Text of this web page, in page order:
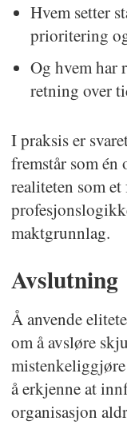
Hvem setter
prioritering
Og hvem har
retning over
I praksis er
fremstår som én
realiteten som
maktgrunnlag.
Avslutning
Å anvende
om å avsløre
å erkjenne at
organisasjon